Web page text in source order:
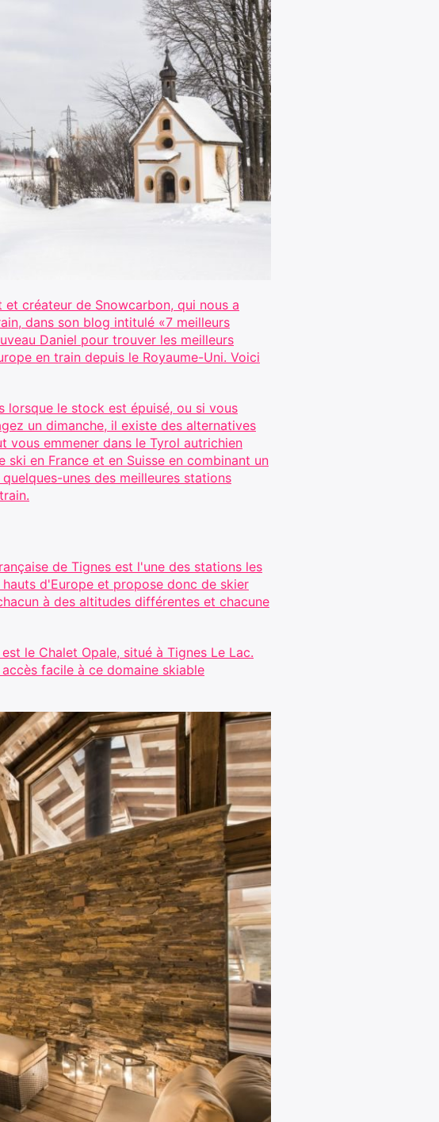
et créateur de Snowcarbon, qui nous a
dans son blog intitulé «7 meilleurs
Daniel pour trouver les meilleurs
en train depuis le Royaume-Uni. Voici
lorsque le stock est épuisé, ou si vous
un dimanche, il existe des alternatives
vous emmener dans le Tyrol autrichien
en France et en Suisse en combinant un
unes des meilleures stations
de Tignes est l'une des stations les
d'Europe et propose donc de skier
à des altitudes différentes et chacune
le Chalet Opale, situé à Tignes Le Lac.
facile à ce domaine skiable